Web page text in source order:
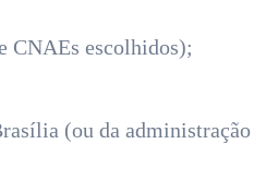
CNAEs escolhidos);
(ou da